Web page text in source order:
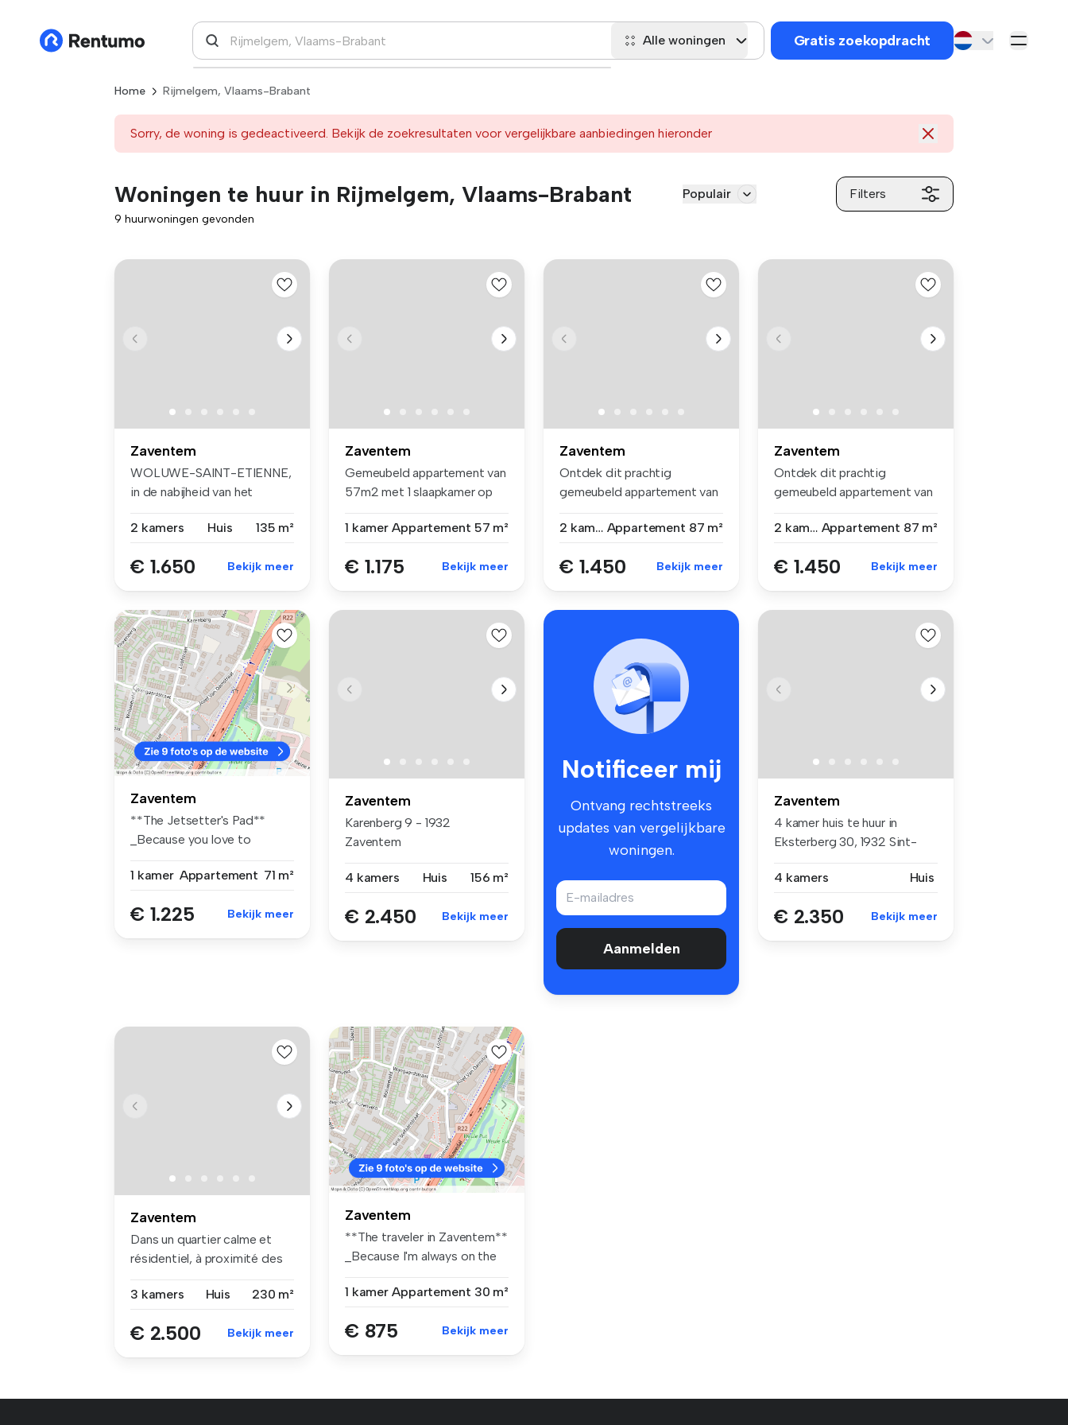
Alle woningen Gratis zoekopdracht
Home Rijmelgem, Vlaams-Brabant
Sorry, de woning is gedeactiveerd. Bekijk de zoekresultaten voor vergelijkbare aanbiedingen hieronder
Woningen te huur in Rijmelgem, Vlaams-Brabant Populair Filters
9 huurwoningen gevonden
Zaventem
WOLUWE-SAINT-ETIENNE,
in de nabijheid van het
2 kamers
Huis 135 m²
€ 1.650 Bekijk meer
Zaventem
Gemeubeld appartement van
57m2 met 1 slaapkamer op
1 kamer Appartement 57 m²
€ 1.175 Bekijk meer
Zaventem
Ontdek dit prachtig
gemeubeld appartement van
2 kamers Appartement 87 m²
€ 1.450 Bekijk meer
Zaventem
Ontdek dit prachtig
gemeubeld appartement van
2 kamers Appartement 87 m²
€ 1.450 Bekijk meer
Zaventem
**The Jetsetter's Pad**
_Because you love to
1 kamer Appartement 71 m²
€ 1.225 Bekijk meer
Zaventem
Karenberg 9 - 1932
Zaventem
4 kamers Huis 156 m²
€ 2.450 Bekijk meer
Notificeer mij
Ontvang rechtstreeks
updates van vergelijkbare
woningen.
Aanmelden
Zaventem
4 kamer huis te huur in
Eksterberg 30, 1932 Sint-
4 kamers
Huis
€ 2.350 Bekijk meer
Zaventem
Dans un quartier calme et
résidentiel, à proximité des
3 kamers
Huis 230 m²
€ 2.500 Bekijk meer
Zaventem
**The traveler in Zaventem**
_Because I'm always on the
1 kamer Appartement 30 m²
€ 875 Bekijk meer